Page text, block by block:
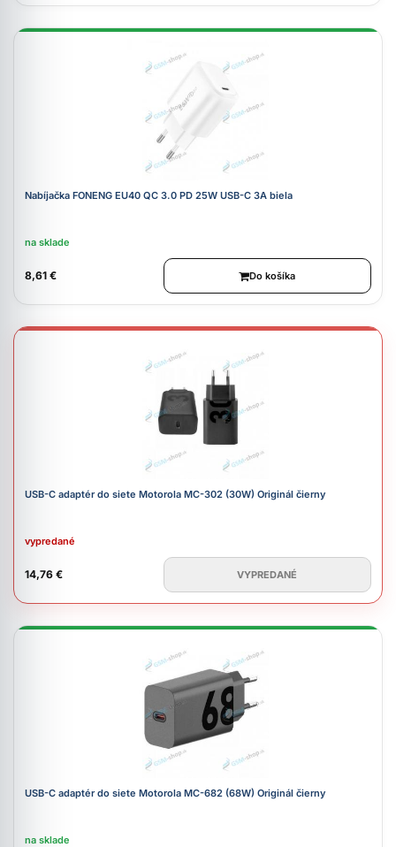
Nabíjačka FONENG EU40 QC 3.0 PD 25W USB-C 3A biela
na sklade
8,61 € Do košíka
USB-C adaptér do siete Motorola MC-302 (30W) Originál čierny
vypredané
14,76 € VYPREDANÉ
USB-C adaptér do siete Motorola MC-682 (68W) Originál čierny
na sklade